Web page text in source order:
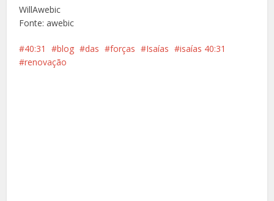
WillAwebic
Fonte: awebic
40:31 blog das forças Isaías
isaías 40:31
renovação